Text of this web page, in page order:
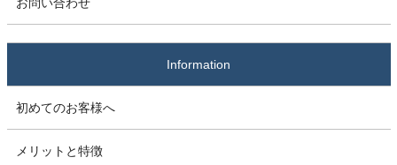
Information
初めてのお客様へ
メリットと特徴